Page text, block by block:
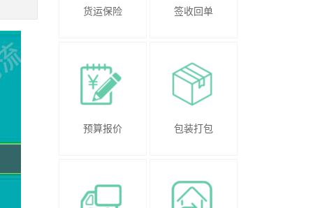
货运保险 签收回单
预算报价 包装打包